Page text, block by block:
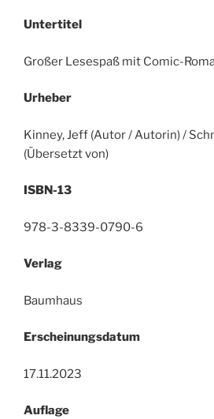
Untertitel
Großer Lesespaß mit Comic-
Urheber
Kinney, Jeff (Autor / Autorin) /
(Übersetzt von)
ISBN-13
978-3-8339-0790-6
Verlag
Baumhaus
Erscheinungsdatum
17.11.2023
Auflage